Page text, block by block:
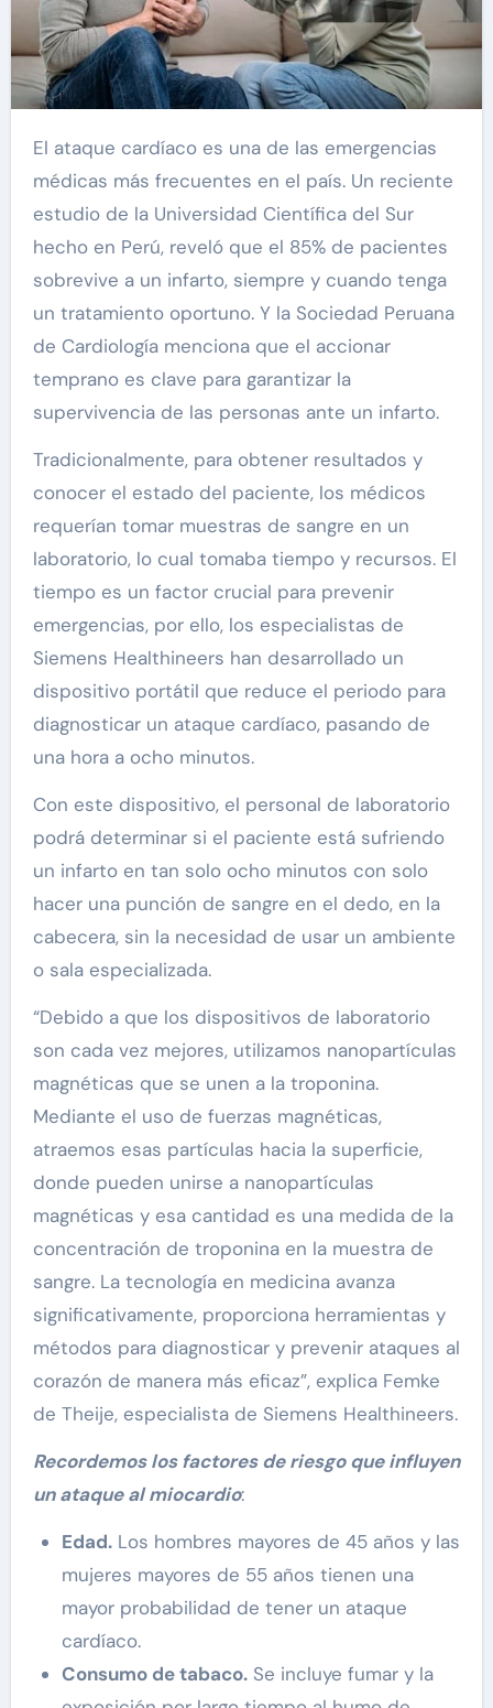
El ataque cardíaco es una de las emergencias
médicas más frecuentes en el país. Un reciente
estudio de la Universidad Científica del Sur
hecho en Perú, reveló que el 85% de pacientes
sobrevive a un infarto, siempre y cuando tenga
un tratamiento oportuno. Y la Sociedad Peruana
de Cardiología menciona que el accionar
temprano es clave para garantizar la
supervivencia de las personas ante un infarto.
Tradicionalmente, para obtener resultados y
conocer el estado del paciente, los médicos
requerían tomar muestras de sangre en un
laboratorio, lo cual tomaba tiempo y recursos. El
tiempo es un factor crucial para prevenir
emergencias, por ello, los especialistas de
Siemens Healthineers han desarrollado un
dispositivo portátil que reduce el periodo para
diagnosticar un ataque cardíaco, pasando de
una hora a ocho minutos.
Con este dispositivo, el personal de laboratorio
podrá determinar si el paciente está sufriendo
un infarto en tan solo ocho minutos con solo
hacer una punción de sangre en el dedo, en la
cabecera, sin la necesidad de usar un ambiente
o sala especializada.
“Debido a que los dispositivos de laboratorio
son cada vez mejores, utilizamos nanopartículas
magnéticas que se unen a la troponina.
Mediante el uso de fuerzas magnéticas,
atraemos esas partículas hacia la superficie,
donde pueden unirse a nanopartículas
magnéticas y esa cantidad es una medida de la
concentración de troponina en la muestra de
sangre. La tecnología en medicina avanza
significativamente, proporciona herramientas y
métodos para diagnosticar y prevenir ataques al
corazón de manera más eficaz”, explica Femke
de Theije, especialista de Siemens Healthineers.
Recordemos los factores de riesgo que influyen
un ataque al miocardio:
Edad.Los hombres mayores de 45 años y las
mujeres mayores de 55 años tienen una
mayor probabilidad de tener un ataque
cardíaco.
Consumo de tabaco.Se incluye fumar y la